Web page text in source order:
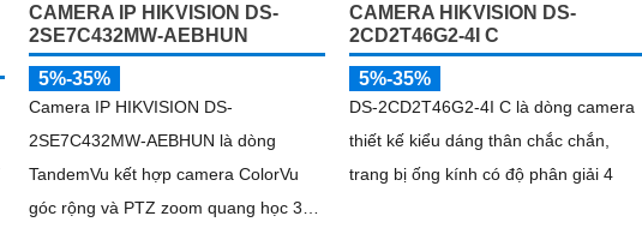
CAMERA IP HIKVISION DS-
2SE7C432MW-AEBHUN
5%-35%
Camera IP HIKVISION DS-
2SE7C432MW-AEBHUN là dòng
TandemVu kết hợp camera ColorVu
góc rộng và PTZ zoom quang học 32X
CAMERA HIKVISION DS-
2CD2T46G2-4I C
5%-35%
DS-2CD2T46G2-4I C là dòng camera
thiết kế kiểu dáng thân chắc chắn,
trang bị ống kính có độ phân giải 4